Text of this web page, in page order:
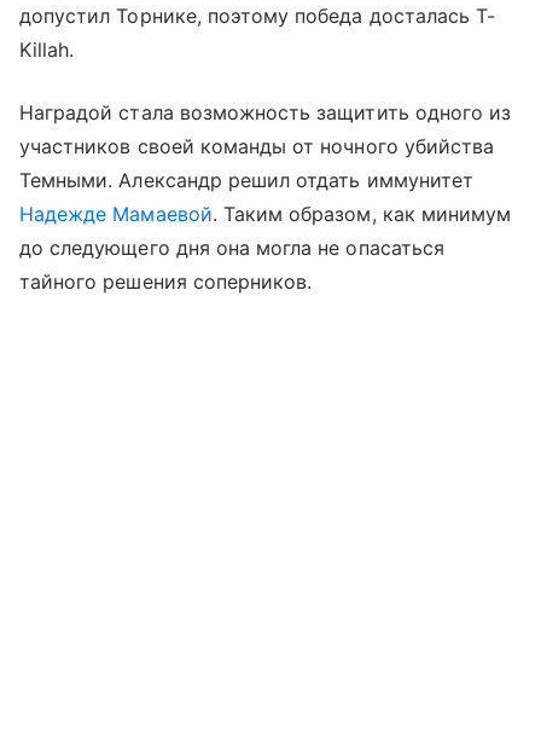
допустил Торнике, поэтому победа досталась T-
Killah.
Наградой стала возможность защитить одного из
участников своей команды от ночного убийства
Темными. Александр решил отдать иммунитет
Надежде Мамаевой. Таким образом, как минимум
до следующего дня она могла не опасаться
тайного решения соперников.